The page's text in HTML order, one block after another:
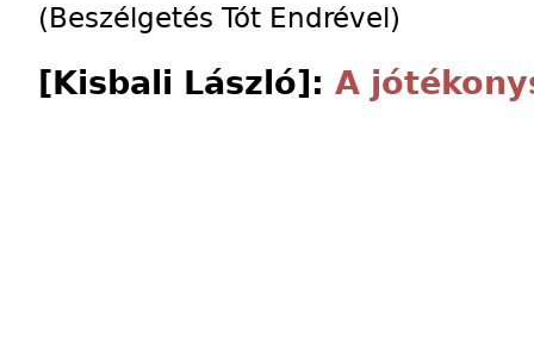
(Beszélgetés Tót Endrével)
[Kisbali László]: A